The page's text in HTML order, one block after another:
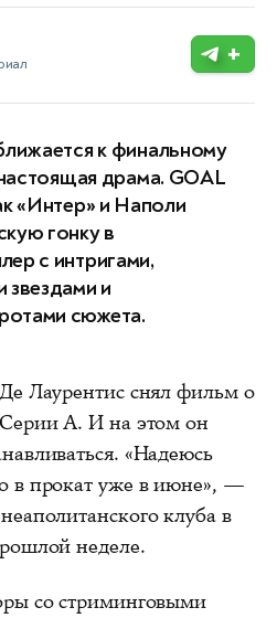
+
к финальному
драма. GOAL
«Интер» и Наполи
гонку в
с интригами,
звездами и
сюжета.
Лаурентис снял фильм о
А. И на этом он
«Надеюсь
в прокат уже в июне», —
клуба в
неделе.
со стриминговыми